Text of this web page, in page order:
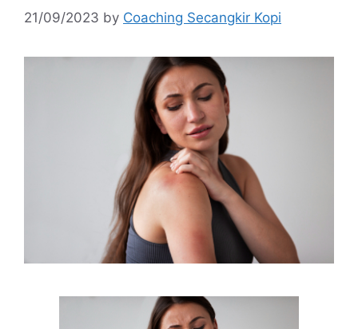
21/09/2023 by Coaching Secangkir Kopi